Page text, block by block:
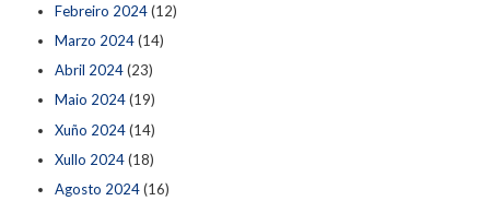
Febreiro 2024(12)
Marzo 2024(14)
Abril 2024(23)
Maio 2024(19)
Xuño 2024(14)
Xullo 2024(18)
Agosto 2024(16)